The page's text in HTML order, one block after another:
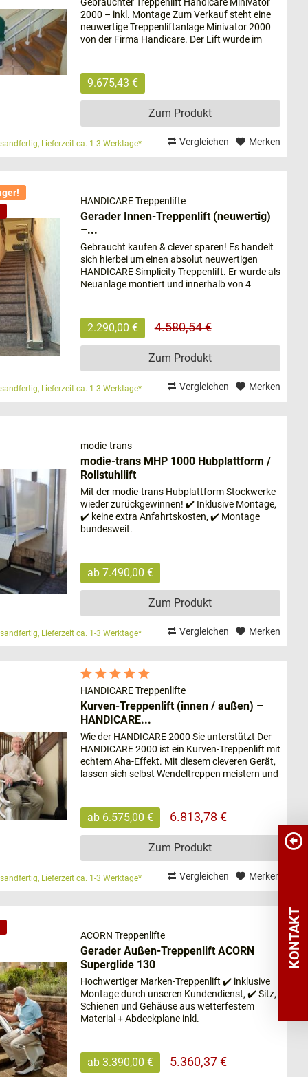
sind viele Personen - so wie Sie -
möchten, können Sie mithilfe eines
Lösung, die Ihnen Ihren Alltag erleichtert.
zu überwinden. Neben Erkrankungen und
mehr gut bewältigen können. Viele Senioren
Räumlichkeiten nicht mehr. Mit einem
Parkinson) oder Ihres Alters haben.
unsicher auf den Beinen sind und eine Treppe ein
Ihr gesamtes Haus barrierefrei nutzen.
besitzen. Mit einem Treppenlift kann die
auswählen. Die Anlagen sind in fast allen
Personen und Senioren eignet.
für Sie sein. Ein solches Modell richtet sich vor
Rollstuhlfahrer die sich nicht mehr selbstständig
setzen.
sich durch folgende Kriterien:
und selbstbestimmt nutzen zu können.
sind sehr flexibel einsetzbar und eignen sich
engen Treppen zur Anwendung kommen, da die
ist ebenfalls möglich.
Gebrauchter Treppenlift Handicare Minivator
2000 – inkl. Montage Zum Verkauf steht eine
neuwertige Treppenliftanlage Minivator 2000
von der Firma Handicare. Der Lift wurde im
9.675,43 €
Lieferzeit ca. 1-3 Werktage*
Zum Produkt
Vergleichen Merken
HANDICARE Treppenlifte
Gerader Innen-Treppenlift (neuwertig)
–...
Gebraucht kaufen & clever sparen! Es handelt
sich hierbei um einen absolut neuwertigen
HANDICARE Simplicity Treppenlift. Er wurde als
Neuanlage montiert und innerhalb von 4
2.290,00 € 4.580,54 €
Lieferzeit ca. 1-3 Werktage*
Zum Produkt
Vergleichen Merken
modie-trans
modie-trans MHP 1000 Hubplattform /
Rollstuhllift
Mit der modie-trans Hubplattform Stockwerke
wieder zurückgewinnen! ✔️ Inklusive Montage,
✔️ keine extra Anfahrtskosten, ✔️ Montage
bundesweit.
ab 7.490,00 €
Lieferzeit ca. 1-3 Werktage*
Zum Produkt
Vergleichen Merken
HANDICARE Treppenlifte
Kurven-Treppenlift (innen / außen) –
HANDICARE...
Wie der HANDICARE 2000 Sie unterstützt Der
HANDICARE 2000 ist ein Kurven-Treppenlift mit
echtem Aha-Effekt. Mit diesem cleveren Gerät,
lassen sich selbst Wendeltreppen meistern und
ab 6.575,00 € 6.813,78 €
Lieferzeit ca. 1-3 Werktage*
Zum Produkt
Vergleichen Merken
ACORN Treppenlifte
Gerader Außen-Treppenlift ACORN
Superglide 130
Hochwertiger Marken-Treppenlift ✔️ inklusive
Montage durch unseren Kundendienst, ✔️ Sitz,
Schienen und Gehäuse aus wetterfestem
Material + Abdeckplane inkl.
ab 3.390,00 € 5.360,37 €
KONTAKT